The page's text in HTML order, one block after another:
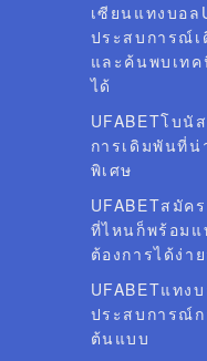
เซียนแทงบอล
ประสบการณ์
และค้นพบเท
ได้
UFABETโบนั
การเดิมพันที่
พิเศษ
UFABETสมัค
ที่ไหนก็พร้อม
ต้องการได้ง่า
UFABETแทง
ประสบการณ์
ต้นแบบ